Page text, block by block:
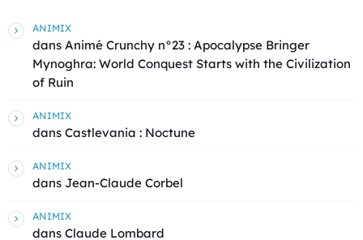
ANIMIX
dans Animé Crunchy n°23 : Apocalypse Bringer
Mynoghra: World Conquest Starts with the Civilization
of Ruin
ANIMIX
dans Castlevania : Noctune
ANIMIX
dans Jean-Claude Corbel
ANIMIX
dans Claude Lombard